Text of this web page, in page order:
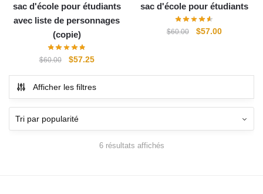
sac d'école pour étudiants
avec liste de personnages
(copie)
$60.00
Le
initial
était :
$60.00.
$57.25Le
actuel
est :
$57.25.
sac d'école pour étudiants
$60.00
Le
$57.00Le
Afficher les filtres
6 résultats affichés